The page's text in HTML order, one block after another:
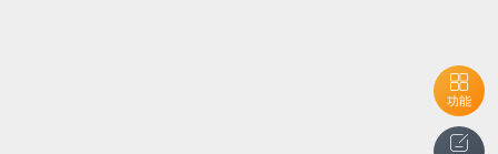
功能